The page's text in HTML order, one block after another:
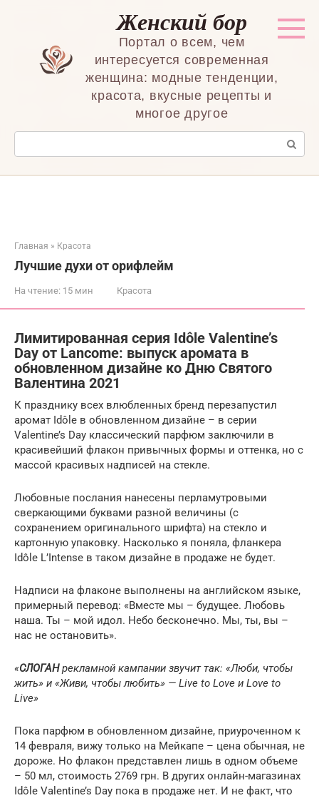
Женский бор
Портал о всем, чем
интересуется современная
женщина: модные тенденции,
красота, вкусные рецепты и
многое другое
Поиск:
Главная » Красота
Лучшие духи от орифлейм
На чтение: 15 мин Красота
Лимитированная серия Idôle Valentine’s
Day от Lancome: выпуск аромата в
обновленном дизайне ко Дню Святого
Валентина 2021
К празднику всех влюбленных бренд перезапустил
аромат Idôle в обновленном дизайне – в серии
Valentine’s Day классический парфюм заключили в
красивейший флакон привычных формы и оттенка, но с
массой красивых надписей на стекле.
Любовные послания нанесены перламутровыми
сверкающими буквами разной величины (с
сохранением оригинального шрифта) на стекло и
картонную упаковку. Насколько я поняла, фланкера
Idôle L’Intense в таком дизайне в продаже не будет.
Надписи на флаконе выполнены на английском языке,
примерный перевод: «Вместе мы – будущее. Любовь
наша. Ты – мой идол. Небо бесконечно. Мы, ты, вы –
нас не остановить».
«СЛОГАНрекламной кампании звучит так: «Люби, чтобы
жить» и «Живи, чтобы любить» — Live to Love и Love to
Live»
Пока парфюм в обновленном дизайне, приуроченном к
14 февраля, вижу только на Мейкапе – цена обычная, не
дороже. Но флакон представлен лишь в одном объеме
– 50 мл, стоимость 2769 грн. В других онлайн-магазинах
Idôle Valentine’s Day пока в продаже нет. И не факт, что